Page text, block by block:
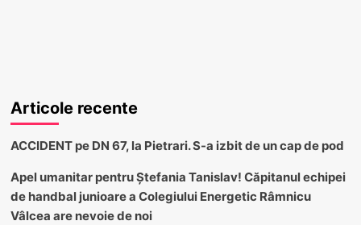
Articole recente
ACCIDENT pe DN 67, la Pietrari. S-a izbit de un cap de pod
Apel umanitar pentru Ștefania Tanislav! Căpitanul echipei
de handbal junioare a Colegiului Energetic Râmnicu
Vâlcea are nevoie de noi